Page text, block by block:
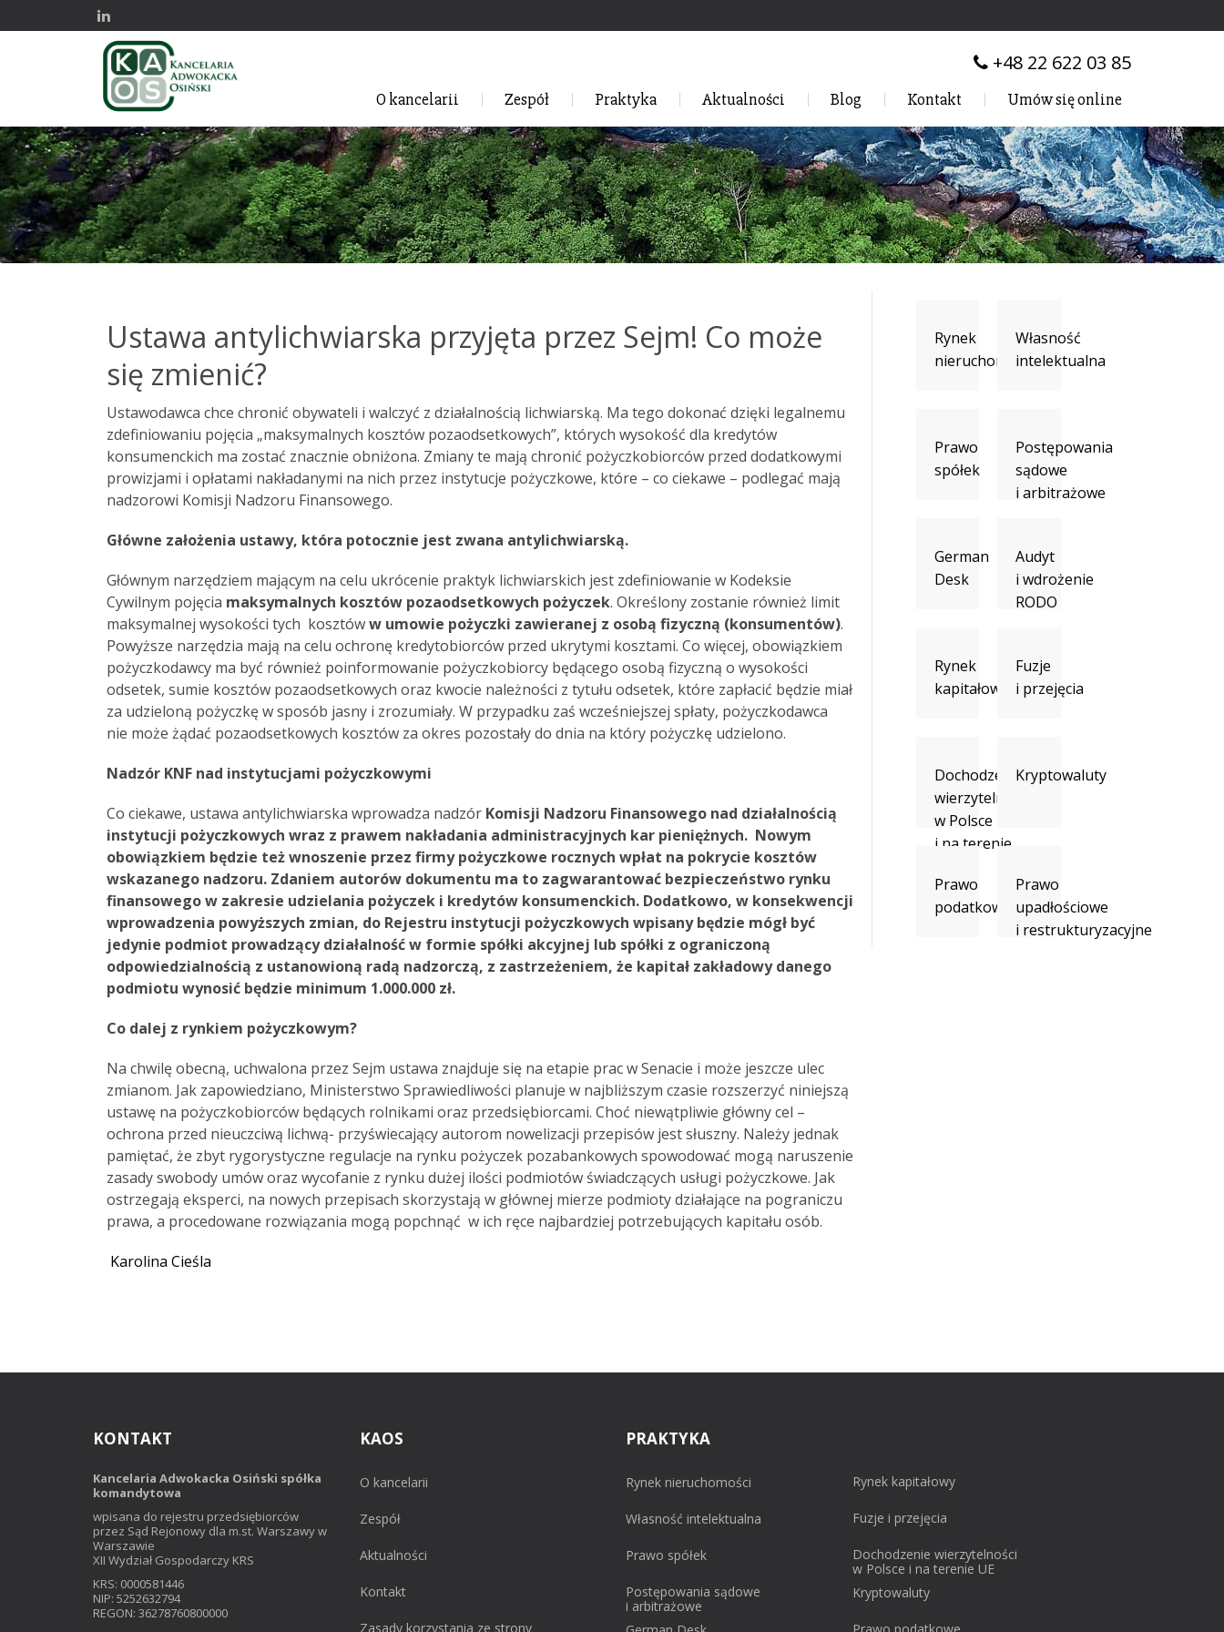
+48 22 622 03 85
O kancelarii Zespół Praktyka Aktualności Blog Kontakt Umów się online
Ustawa antylichwiarska przyjęta przez Sejm! Co może
się zmienić?
Ustawodawca chce chronić obywateli i walczyć z działalnością lichwiarską. Ma tego dokonać dzięki legalnemu
zdefiniowaniu pojęcia „maksymalnych kosztów pozaodsetkowych”, których wysokość dla kredytów
konsumenckich ma zostać znacznie obniżona. Zmiany te mają chronić pożyczkobiorców przed dodatkowymi
prowizjami i opłatami nakładanymi na nich przez instytucje pożyczkowe, które – co ciekawe – podlegać mają
nadzorowi Komisji Nadzoru Finansowego.
Główne założenia ustawy, która potocznie jest zwana antylichwiarską.
Głównym narzędziem mającym na celu ukrócenie praktyk lichwiarskich jest zdefiniowanie w Kodeksie
Cywilnym pojęcia maksymalnych kosztów pozaodsetkowych pożyczek. Określony zostanie również limit
maksymalnej wysokości tych kosztóww umowie pożyczki zawieranej z osobą fizyczną (konsumentów).
Powyższe narzędzia mają na celu ochronę kredytobiorców przed ukrytymi kosztami. Co więcej, obowiązkiem
pożyczkodawcy ma być również poinformowanie pożyczkobiorcy będącego osobą fizyczną o wysokości
odsetek, sumie kosztów pozaodsetkowych oraz kwocie należności z tytułu odsetek, które zapłacić będzie miał
za udzieloną pożyczkę w sposób jasny i zrozumiały. W przypadku zaś wcześniejszej spłaty, pożyczkodawca
nie może żądać pozaodsetkowych kosztów za okres pozostały do dnia na który pożyczkę udzielono.
Nadzór KNF nad instytucjami pożyczkowymi
Co ciekawe, ustawa antylichwiarska wprowadza nadzór Komisji Nadzoru Finansowego nad działalnością
instytucji pożyczkowych wraz z prawem nakładania administracyjnych kar pieniężnych. Nowym
obowiązkiem będzie też wnoszenie przez firmy pożyczkowe rocznych wpłat na pokrycie kosztów
wskazanego nadzoru. Zdaniem autorów dokumentu ma to zagwarantować bezpieczeństwo rynku
finansowego w zakresie udzielania pożyczek i kredytów konsumenckich. Dodatkowo, w konsekwencji
wprowadzenia powyższych zmian, do Rejestru instytucji pożyczkowych wpisany będzie mógł być
jedynie podmiot prowadzący działalność w formie spółki akcyjnej lub spółki z ograniczoną
odpowiedzialnością z ustanowioną radą nadzorczą, z zastrzeżeniem, że kapitał zakładowy danego
podmiotu wynosić będzie minimum 1.000.000 zł.
Co dalej z rynkiem pożyczkowym?
Na chwilę obecną, uchwalona przez Sejm ustawa znajduje się na etapie prac w Senacie i może jeszcze ulec
zmianom. Jak zapowiedziano, Ministerstwo Sprawiedliwości planuje w najbliższym czasie rozszerzyć niniejszą
ustawę na pożyczkobiorców będących rolnikami oraz przedsiębiorcami. Choć niewątpliwie główny cel –
ochrona przed nieuczciwą lichwą- przyświecający autorom nowelizacji przepisów jest słuszny. Należy jednak
pamiętać, że zbyt rygorystyczne regulacje na rynku pożyczek pozabankowych spowodować mogą naruszenie
zasady swobody umów oraz wycofanie z rynku dużej ilości podmiotów świadczących usługi pożyczkowe. Jak
ostrzegają eksperci, na nowych przepisach skorzystają w głównej mierze podmioty działające na pograniczu
prawa, a procedowane rozwiązania mogą popchnąć w ich ręce najbardziej potrzebujących kapitału osób.
Karolina Cieśla
Rynek
nieruchomości
Własność
intelektualna
Prawo
spółek
Postępowania
sądowe
i arbitrażowe
German
Desk
Audyt
i wdrożenie
RODO
Rynek
kapitałowy
Fuzje
i przejęcia
Dochodzenie
wierzytelności
w Polsce
i na terenie
Kryptowaluty
Prawo
podatkowe
Prawo
upadłościowe
i restrukturyzacyjne
KONTAKT
Kancelaria Adwokacka Osiński spółka
komandytowa
wpisana do rejestru przedsiębiorców
przez Sąd Rejonowy dla m.st. Warszawy w
Warszawie
XII Wydział Gospodarczy KRS
KRS: 0000581446
NIP: 5252632794
REGON: 36278760800000
KAOS
O kancelarii
Zespół
Aktualności
Kontakt
Zasady korzystania ze strony
PRAKTYKA
Rynek nieruchomości
Własność intelektualna
Prawo spółek
Postępowania sądowe
i arbitrażowe
Rynek kapitałowy
Fuzje i przejęcia
Dochodzenie wierzytelności
w Polsce i na terenie UE
Kryptowaluty